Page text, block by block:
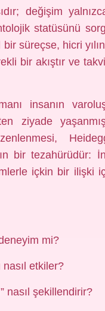
değişim
statüsünü
süreçse, hicri
bir akıştır ve
insanın
ziyade
bir tezahürüdür:
içkin bir ilişki
mi?
etkiler?
nasıl şekillendirir?